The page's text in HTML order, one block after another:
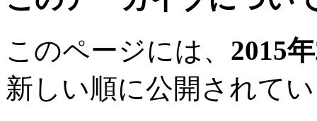
このページには、 2015
新しい順に公開されて